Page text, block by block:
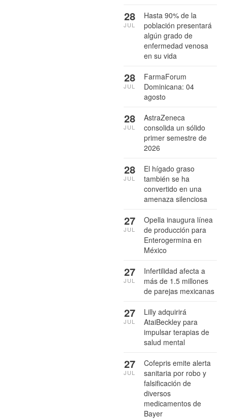
Hasta 90% de la
población presentará
algún grado de
enfermedad venosa
en su vida
28
JUL
FarmaForum
Dominicana: 04
agosto
28
JUL
AstraZeneca
consolida un sólido
primer semestre de
2026
28
JUL
El hígado graso
también se ha
convertido en una
amenaza silenciosa
28
JUL
Opella inaugura línea
de producción para
Enterogermina en
México
27
JUL
Infertilidad afecta a
más de 1.5 millones
de parejas mexicanas
27
JUL
Lilly adquirirá
AtaiBeckley para
impulsar terapias de
salud mental
27
JUL
Cofepris emite alerta
sanitaria por robo y
falsificación de
diversos
medicamentos de
Bayer
27
JUL